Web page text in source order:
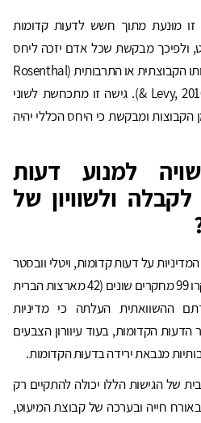
זו מוּנעת מתוך חשש לדעות קדומות
ולפיכך מבקשת שכל אדם יזכה ליחס
שווה, תוך התעלמות מזהותו הקבוצתית או התרבותית (Rosenthal
& Levy, 2010; Wolsko et al., 2000). גישה זו מתכחשת לשוני
הקבוצות ומבקשת כי היחס הכללי יהיה
למנוע דעות
ולשוויון של
על דעות קדומות, ויטלי וובסטר
(Whitley & Webster, 2019) סקרו 99 מחקרים שונים (42 מארצות הברית
ההשוואתית העלתה כי מדיניות
הקדומות, בעוד עיוורון הצבעים
מנבאת ירידה בדעות הקדומות.
של הגישות הללו יכולה להתקיים רק
חייה ובערכה של קבוצת המיעוט,